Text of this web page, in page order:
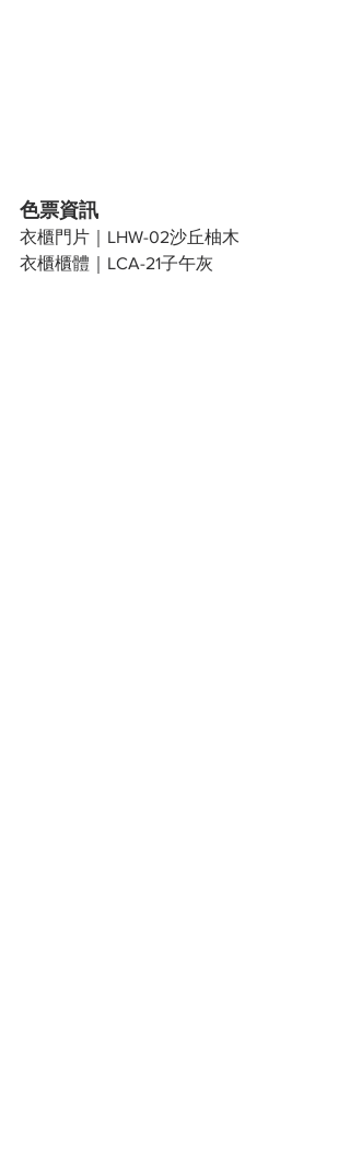
色票資訊
衣櫃門片｜LHW-02沙丘柚木
衣櫃櫃體｜LCA-21子午灰